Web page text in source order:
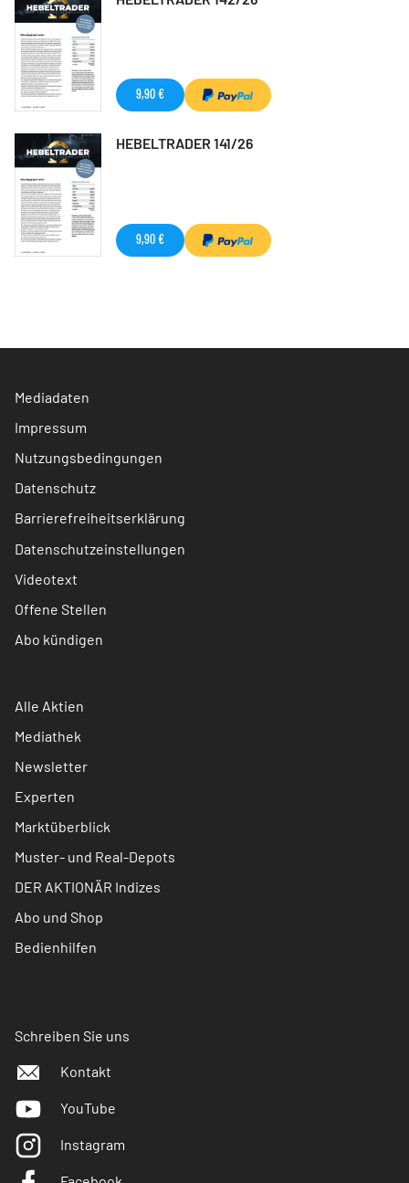
9,90 €
HEBELTRADER 141/26
9,90 €
Mediadaten
Impressum
Nutzungsbedingungen
Datenschutz
Barrierefreiheitserklärung
Datenschutzeinstellungen
Videotext
Offene Stellen
Abo kündigen
Alle Aktien
Mediathek
Newsletter
Experten
Marktüberblick
Muster- und Real-Depots
DER AKTIONÄR Indizes
Abo und Shop
Bedienhilfen
Schreiben Sie uns
Kontakt
YouTube
Instagram